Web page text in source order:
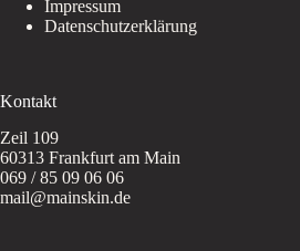
Impressum
Datenschutzerklärung
Kontakt
Zeil 109
60313 Frankfurt am Main
069 / 85 09 06 06
mail@mainskin.de